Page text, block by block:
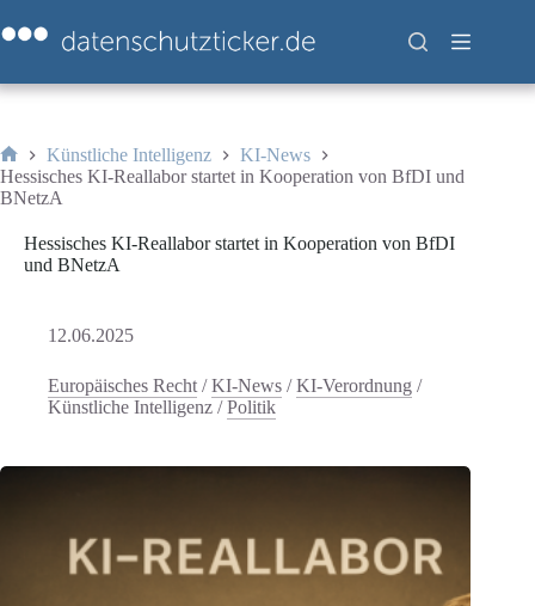
Inhalt
springen
Start
Künstliche Intelligenz
KI-News
Hessisches KI-Reallabor startet in Kooperation von BfDI und
BNetzA
Hessisches KI-Reallabor startet in Kooperation von BfDI
und BNetzA
12.06.2025
Europäisches Recht /KI-News /KI-Verordnung /
Künstliche Intelligenz /Politik